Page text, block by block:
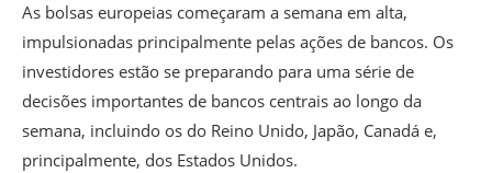
As bolsas europeias começaram a semana em alta,
impulsionadas principalmente pelas ações de bancos. Os
investidores estão se preparando para uma série de
decisões importantes de bancos centrais ao longo da
semana, incluindo os do Reino Unido, Japão, Canadá e,
principalmente, dos Estados Unidos.